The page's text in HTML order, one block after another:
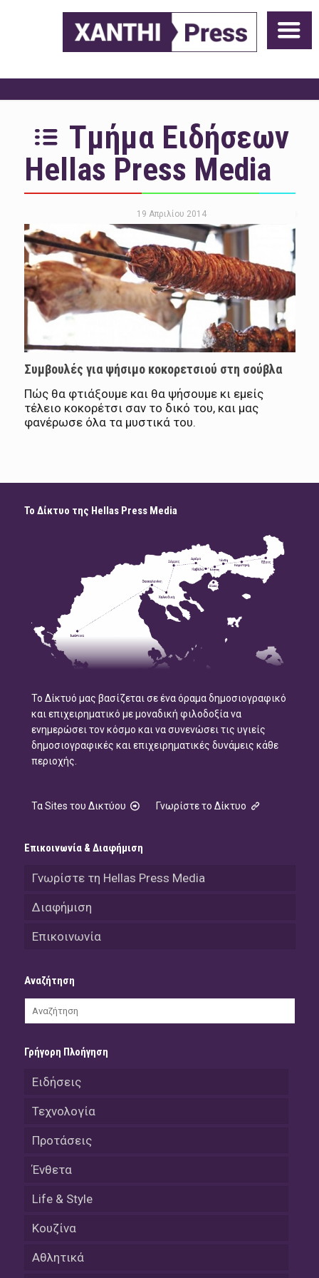
Τμήμα Ειδήσεων
Hellas Press Media
19 Απριλίου 2014
Συμβουλές για ψήσιμο κοκορετσιού στη σούβλα
Πώς θα φτιάξουμε και θα ψήσουμε κι εμείς
τέλειο κοκορέτσι σαν το δικό του, και μας
φανέρωσε όλα τα μυστικά του.
Το Δίκτυο της Hellas Press Media
Το Δίκτυό μας βασίζεται σε ένα όραμα δημοσιογραφικό
και επιχειρηματικό με μοναδική φιλοδοξία να
ενημερώσει τον κόσμο και να συνενώσει τις υγιείς
δημοσιογραφικές και επιχειρηματικές δυνάμεις κάθε
περιοχής.
Τα Sites του Δικτύου Γνωρίστε το Δίκτυο
Επικοινωνία & Διαφήμιση
Γνωρίστε τη Hellas Press Media
Διαφήμιση
Επικοινωνία
Αναζήτηση
Γρήγορη Πλοήγηση
Ειδήσεις
Τεχνολογία
Προτάσεις
Ένθετα
Life & Style
Κουζίνα
Αθλητικά